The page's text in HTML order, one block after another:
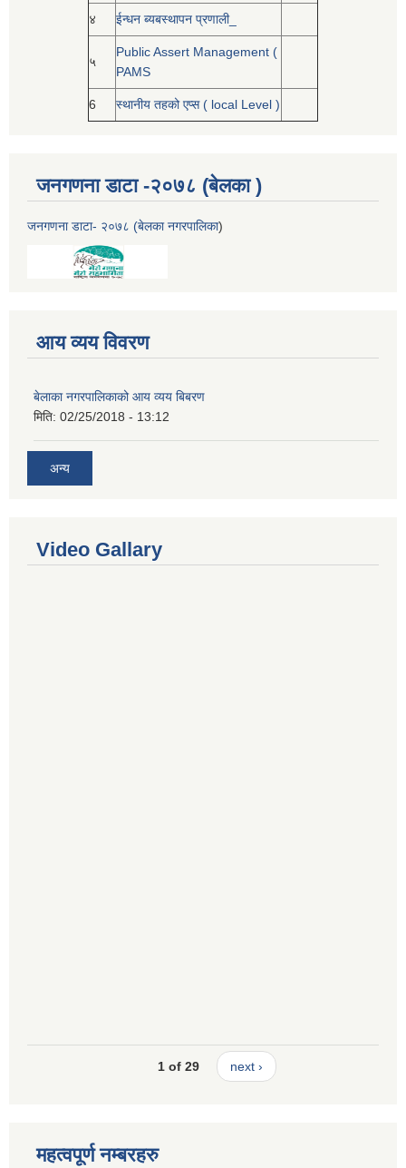
४ ईन्धन ब्यबस्थापन प्रणाली_
५
Public Assert Management (
PAMS
6 स्थानीय तहको एप्स ( local Level )
जनगणना डाटा -२०७८ (बेलका )
जनगणना डाटा- २०७८ (बेलका नगरपालिका)
आय व्यय विवरण
बेलाका नगरपालिकाको आय व्यय बिबरण
मिति: 02/25/2018 - 13:12
अन्य
Video Gallary
1 of 29 next ›
महत्वपूर्ण नम्बरहरु